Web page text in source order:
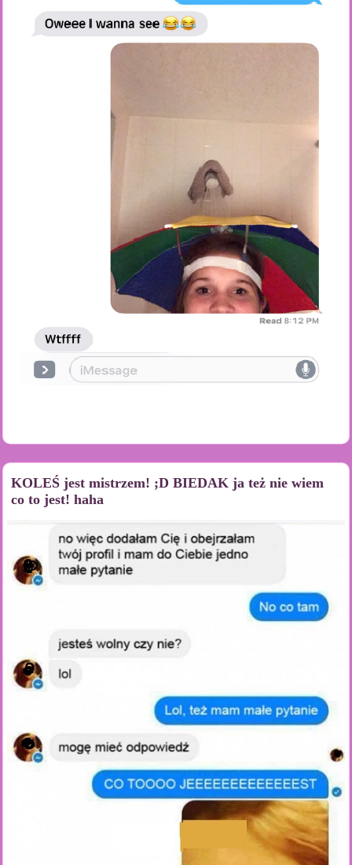
KOLEŚ jest mistrzem! ;D BIEDAK ja też nie wiem
co to jest! haha